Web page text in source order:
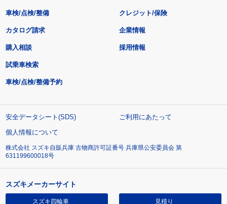
車検/点検/整備 クレジット/保険
カタログ請求
購入相談
試乗車検索
車検/点検/整備予約
企業情報
採用情報
安全データシート(SDS)
ご利用にあたって
個人情報について
株式会社 スズキ自販兵庫 古物商許可証番号 兵庫県公安委員会 第
631199600018号
スズキメーカーサイト
スズキ四輪車 見積り